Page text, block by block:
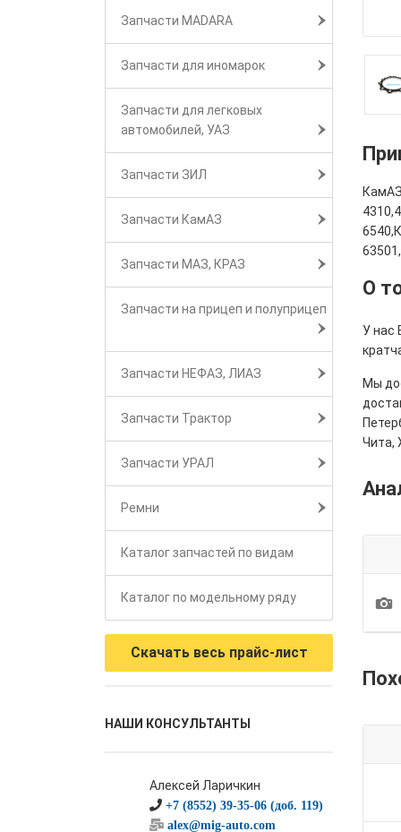
Запчасти MADARA
Запчасти для иномарок
Запчасти для легковых
автомобилей, УАЗ
Запчасти ЗИЛ
Запчасти КамАЗ
Запчасти МАЗ, КРАЗ
Запчасти на прицеп и полуприцеп
Запчасти НЕФАЗ, ЛИАЗ
Запчасти Трактор
Запчасти УРАЛ
Ремни
Каталог запчастей по видам
Каталог по модельному ряду
Скачать весь прайс-лист
НАШИ КОНСУЛЬТАНТЫ
Алексей Ларичкин
+7 (8552) 39-35-06 (доб. 119)
alex@mig-auto.com
О
У нас
Мы
Чита,
1